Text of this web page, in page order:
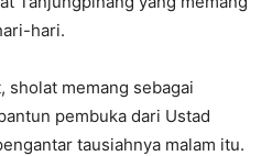
hari.
sholat memang sebagai
pembuka dari Ustad
tausiahnya malam itu.